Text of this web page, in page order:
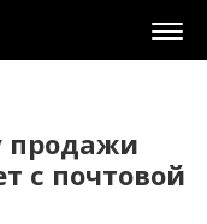
продажи
с почтовой